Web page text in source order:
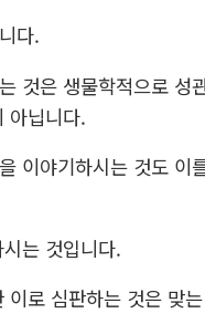
다.
것은 생물학적으로 성
아닙니다.
이야기하시는 것도 이
는 것입니다.
이로 심판하는 것은 맞